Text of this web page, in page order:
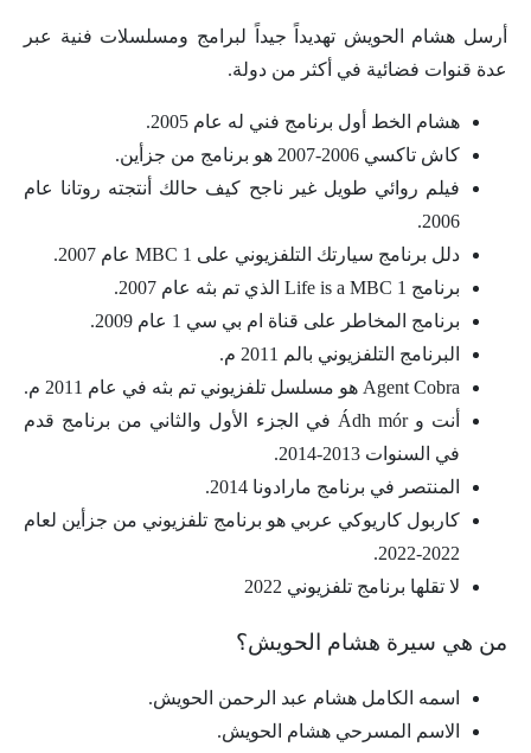
أرسل هشام الحويش تهديداً جيداً لبرامج ومسلسلات فنية عبر
عدة قنوات فضائية في أكثر من دولة.
هشام الخط أول برنامج فني له عام 2005.
كاش تاكسي 2006-2007 هو برنامج من جزأين.
فيلم روائي طويل غير ناجح كيف حالك أنتجته روتانا عام
2006.
دلل برنامج سيارتك التلفزيوني على MBC 1 عام 2007.
برنامج Life is a MBC 1 الذي تم بثه عام 2007.
برنامج المخاطر على قناة ام بي سي 1 عام 2009.
البرنامج التلفزيوني بالم 2011 م.
Agent Cobra هو مسلسل تلفزيوني تم بثه في عام 2011 م.
أنت و Ádh mór في الجزء الأول والثاني من برنامج قدم
في السنوات 2013-2014.
المنتصر في برنامج مارادونا 2014.
كاربول كاريوكي عربي هو برنامج تلفزيوني من جزأين لعام
2022-2022.
لا تقلها برنامج تلفزيوني 2022
من هي سيرة هشام الحويش؟
اسمه الكامل هشام عبد الرحمن الحويش.
الاسم المسرحي هشام الحويش.